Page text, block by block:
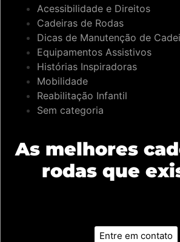
Acessibilidade e Direitos
Cadeiras de Rodas
Dicas de Manutenção de
Equipamentos Assistivos
Histórias Inspiradoras
Mobilidade
Reabilitação Infantil
Sem categoria
As melhores
rodas que
Entre em contato